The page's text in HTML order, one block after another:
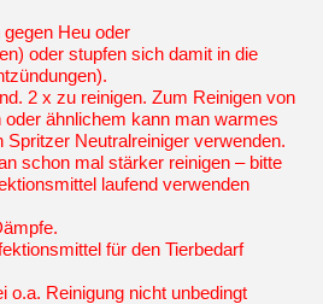
Heu oder
oder stupfen sich damit in die
2 x zu reinigen. Zum Reinigen von
ähnlichem kann man warmes
Neutralreiniger verwenden.
schon mal stärker reinigen – bitte
laufend verwenden
für den Tierbedarf
o.a. Reinigung nicht unbedingt